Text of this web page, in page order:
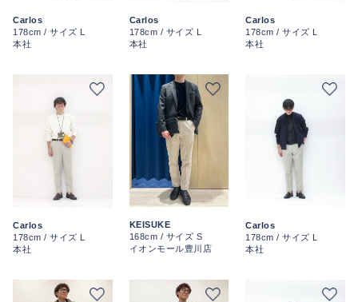
Carlos
178cm / サイズ L
本社
Carlos
178cm / サイズ L
本社
Carlos
178cm / サイズ L
本社
Carlos
178cm / サイズ L
本社
KEISUKE
168cm / サイズ S
イオンモール豊川店
Carlos
178cm / サイズ L
本社